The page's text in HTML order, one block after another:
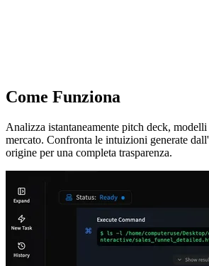
Come Funziona
Analizza istantaneamente pitch deck,
mercato. Confronta le intuizioni generate
origine per una completa trasparenza.